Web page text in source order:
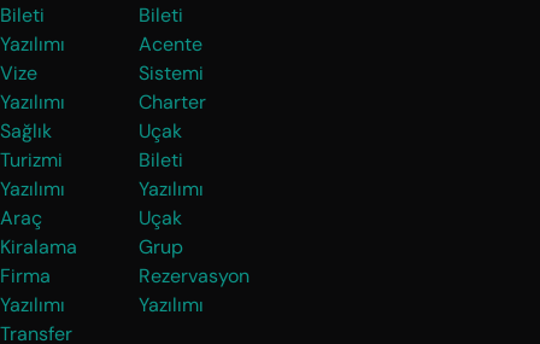
Bileti
Yazılımı
Vize
Yazılımı
Sağlık
Turizmi
Yazılımı
Araç
Kiralama
Firma
Yazılımı
Transfer
Bileti
Acente
Sistemi
Charter
Uçak
Bileti
Yazılımı
Uçak
Grup
Rezervasyon
Yazılımı